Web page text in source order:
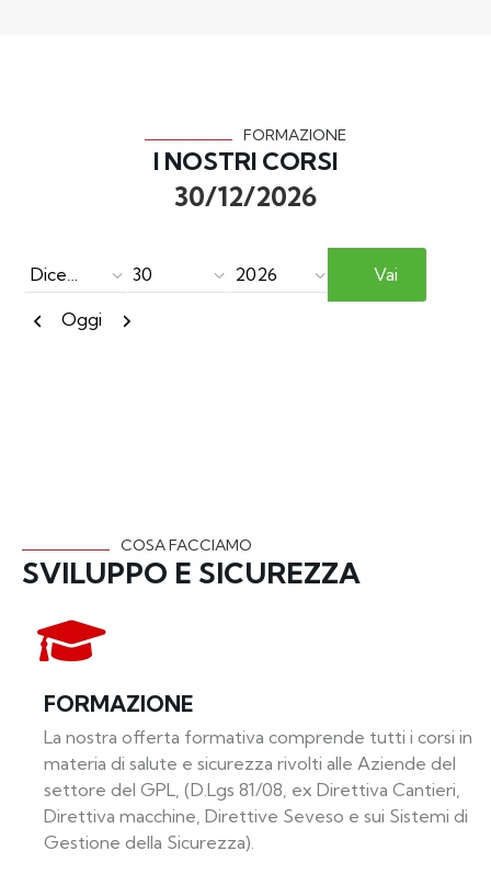
FORMAZIONE
I NOSTRI CORSI
30/12/2026
Mese
Giorno
Anno
Precedente
Oggi Successivo
COSA FACCIAMO
SVILUPPO E SICUREZZA
FORMAZIONE
La nostra offerta formativa comprende tutti i corsi in
materia di salute e sicurezza rivolti alle Aziende del
settore del GPL, (D.Lgs 81/08, ex Direttiva Cantieri,
Direttiva macchine, Direttive Seveso e sui Sistemi di
Gestione della Sicurezza).